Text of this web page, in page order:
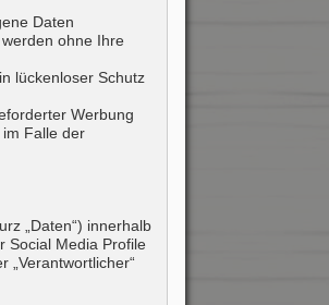
Daten
ohne Ihre
lückenloser Schutz
Werbung
Falle der
„Daten“) innerhalb
Social Media Profile
„Verantwortlicher“